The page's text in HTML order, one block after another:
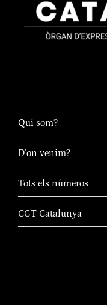
Qui som?
D’on venim?
Tots els números
CGT Catalunya